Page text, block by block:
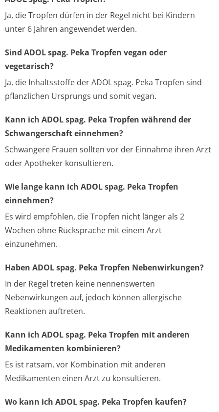
Ja, die Tropfen dürfen in der Regel nicht bei Kindern
unter 6 Jahren angewendet werden.
Sind ADOL spag. Peka Tropfen vegan oder
vegetarisch?
Ja, die Inhaltsstoffe der ADOL spag. Peka Tropfen sind
pflanzlichen Ursprungs und somit vegan.
Kann ich ADOL spag. Peka Tropfen während der
Schwangerschaft einnehmen?
Schwangere Frauen sollten vor der Einnahme ihren Arzt
oder Apotheker konsultieren.
Wie lange kann ich ADOL spag. Peka Tropfen
einnehmen?
Es wird empfohlen, die Tropfen nicht länger als 2
Wochen ohne Rücksprache mit einem Arzt
einzunehmen.
Haben ADOL spag. Peka Tropfen Nebenwirkungen?
In der Regel treten keine nennenswerten
Nebenwirkungen auf, jedoch können allergische
Reaktionen auftreten.
Kann ich ADOL spag. Peka Tropfen mit anderen
Medikamenten kombinieren?
Es ist ratsam, vor Kombination mit anderen
Medikamenten einen Arzt zu konsultieren.
Wo kann ich ADOL spag. Peka Tropfen kaufen?